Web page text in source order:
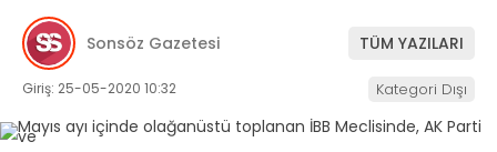
Sonsöz Gazetesi TÜM YAZILARI
Giriş: 25-05-2020 10:32 Kategori Dışı